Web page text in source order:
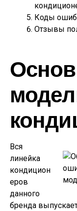
Коды
Отзывы
Вся
линейка
кондицион
еров
данного
бренда